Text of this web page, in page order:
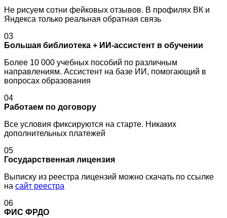
Не рисуем сотни фейковых отзывов. В профилях ВК и
Яндекса только реальная обратная связь
03
Большая библиотека + ИИ-ассистент в обучении
Более 10 000 учебных пособий по различным
направлениям. Ассистент на базе ИИ, помогающий в
вопросах образования
04
Работаем по договору
Все условия фиксируются на старте. Никаких
дополнительных платежей
05
Государственная лицензия
Выписку из реестра лицензий можно скачать по ссылке
на сайт реестра
06
ФИС ФРДО